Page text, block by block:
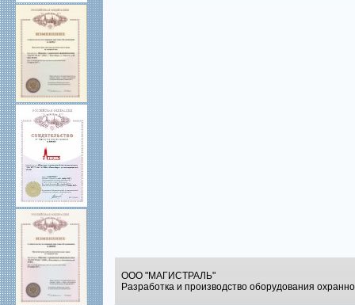
ООО "МАГИСТРАЛЬ"
Разработка и производство оборудования